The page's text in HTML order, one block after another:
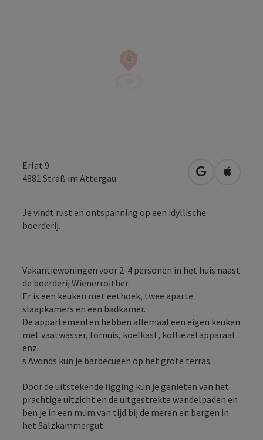
Erlat 9
4881 Straß im Attergau Openen in
Je vindt rust en ontspanning op een idyllische
boerderij.
Vakantiewoningen voor 2-4 personen in het huis naast
de boerderij Wienerroither.
Er is een keuken met eethoek, twee aparte
slaapkamers en een badkamer.
De appartementen hebben allemaal een eigen keuken
met vaatwasser, fornuis, koelkast, koffiezetapparaat
enz.
s Avonds kun je barbecueën op het grote terras.
Door de uitstekende ligging kun je genieten van het
prachtige uitzicht en de uitgestrekte wandelpaden en
ben je in een mum van tijd bij de meren en bergen in
het Salzkammergut.